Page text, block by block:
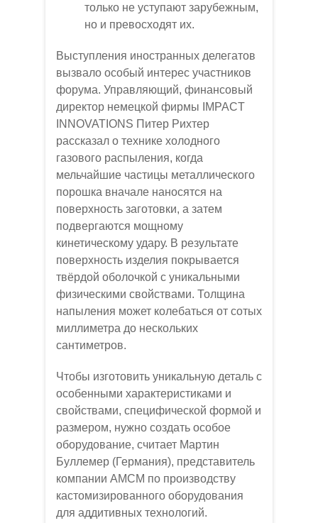
только не уступают зарубежным,
но и превосходят их.
Выступления иностранных делегатов
вызвало особый интерес участников
форума. Управляющий, финансовый
директор немецкой фирмы IMPACT
INNOVATIONS Питер Рихтер
рассказал о технике холодного
газового распыления, когда
мельчайшие частицы металлического
порошка вначале наносятся на
поверхность заготовки, а затем
подвергаются мощному
кинетическому удару. В результате
поверхность изделия покрывается
твёрдой оболочкой с уникальными
физическими свойствами. Толщина
напыления может колебаться от сотых
миллиметра до нескольких
сантиметров.
Чтобы изготовить уникальную деталь с
особенными характеристиками и
свойствами, специфической формой и
размером, нужно создать особое
оборудование, считает Мартин
Буллемер (Германия), представитель
компании АMCM по производству
кастомизированного оборудования
для аддитивных технологий.